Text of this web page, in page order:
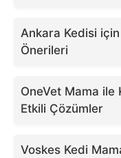
Ankara Kedisi
Önerileri
OneVet Mama ile
Etkili Çözümler
Voskes Kedi